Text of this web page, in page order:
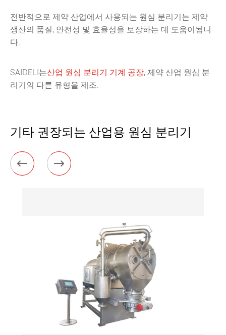
전반적으로 제약 산업에서 사용되는 원심 분리기는 제약
생산의 품질, 안전성 및 효율성을 보장하는 데 도움이됩니
다.
SAIDELI는산업 원심 분리기 기계 공장, 제약 산업 원심 분
리기의 다른 유형을 제조.
기타 권장되는 산업용 원심 분리기
 